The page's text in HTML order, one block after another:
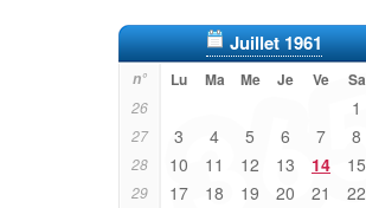
Juillet 1961
n° Lu Ma Me Je Ve Sa
26 1
27 3 4 5 6 7 8
28 10 11 12 13 14 15
29 17 18 19 20 21 22